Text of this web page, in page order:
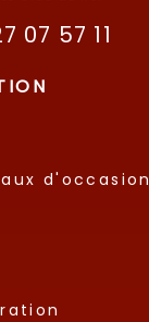
07 57 11
d'occasion